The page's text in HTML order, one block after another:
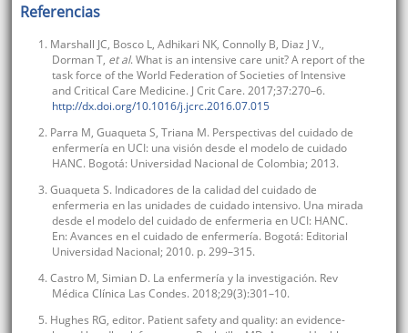
Referencias
1. Marshall JC, Bosco L, Adhikari NK, Connolly B, Diaz J V.,
Dorman T, et al. What is an intensive care unit? A report of the
task force of the World Federation of Societies of Intensive
and Critical Care Medicine. J Crit Care. 2017;37:270–6.
http://dx.doi.org/10.1016/j.jcrc.2016.07.015
2. Parra M, Guaqueta S, Triana M. Perspectivas del cuidado de
enfermería en UCI: una visión desde el modelo de cuidado
HANC. Bogotá: Universidad Nacional de Colombia; 2013.
3. Guaqueta S. Indicadores de la calidad del cuidado de
enfermeria en las unidades de cuidado intensivo. Una mirada
desde el modelo del cuidado de enfermeria en UCI: HANC.
En: Avances en el cuidado de enfermería. Bogotá: Editorial
Universidad Nacional; 2010. p. 299–315.
4. Castro M, Simian D. La enfermería y la investigación. Rev
Médica Clínica Las Condes. 2018;29(3):301–10.
5. Hughes RG, editor. Patient safety and quality: an evidence-